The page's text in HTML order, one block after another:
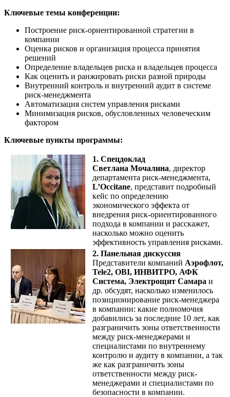
Ключевые темы конференции:
Построение риск-ориентированной стратегии в
компании
Оценка рисков и организация процесса принятия
решений
Определение владельцев риска и владельцев процесса
Как оценить и ранжировать риски разной природы
Внутренний контроль и внутренний аудит в системе
риск-менеджмента
Автоматизация систем управления рисками
Минимизация рисков, обусловленных человеческим
фактором
Ключевые пункты программы:
1. Спецдоклад
Светлана Мочалина, директор
департамента риск-менеджмента,
L’Occitane, представит подробный
кейс по определению
экономического эффекта от
внедрения риск-ориентированного
подхода в компании и расскажет,
насколько можно оценить
эффективность управления рисками.
2. Панельная дискуссия
Представители компаний Аэрофлот,
Tele2, OBI, ИНВИТРО, АФК
Система, Электрощит Самара и
др. обсудят, насколько изменилось
позиционирование риск-менеджера
в компании: какие полномочия
добавились за последние 10 лет, как
разграничить зоны ответственности
между риск-менеджерами и
специалистами по внутреннему
контролю и аудиту в компании, а так
же как разграничить зоны
ответственности между риск-
менеджерами и специалистами по
безопасности в компании.